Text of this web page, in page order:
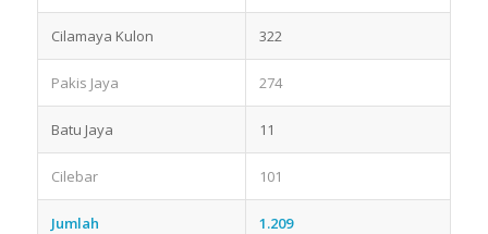
Cilamaya Kulon 322
Pakis Jaya 274
Batu Jaya 11
Cilebar 101
Jumlah 1.209